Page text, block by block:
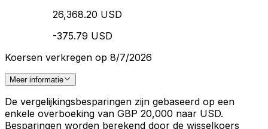
26,368.20 USD
-375.79 USD
Koersen verkregen op 8/7/2026
Meer informatie
De vergelijkingsbesparingen zijn gebaseerd op een
enkele overboeking van GBP 20,000 naar USD.
Besparingen worden berekend door de wisselkoers